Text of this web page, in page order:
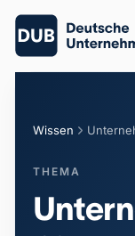
Wissen
THEMA